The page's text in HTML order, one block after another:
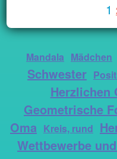
1
Mandala Mädchen
Schwester
Herzlichen
Geometrische
Oma Kreis, rund
Wettbewerbe